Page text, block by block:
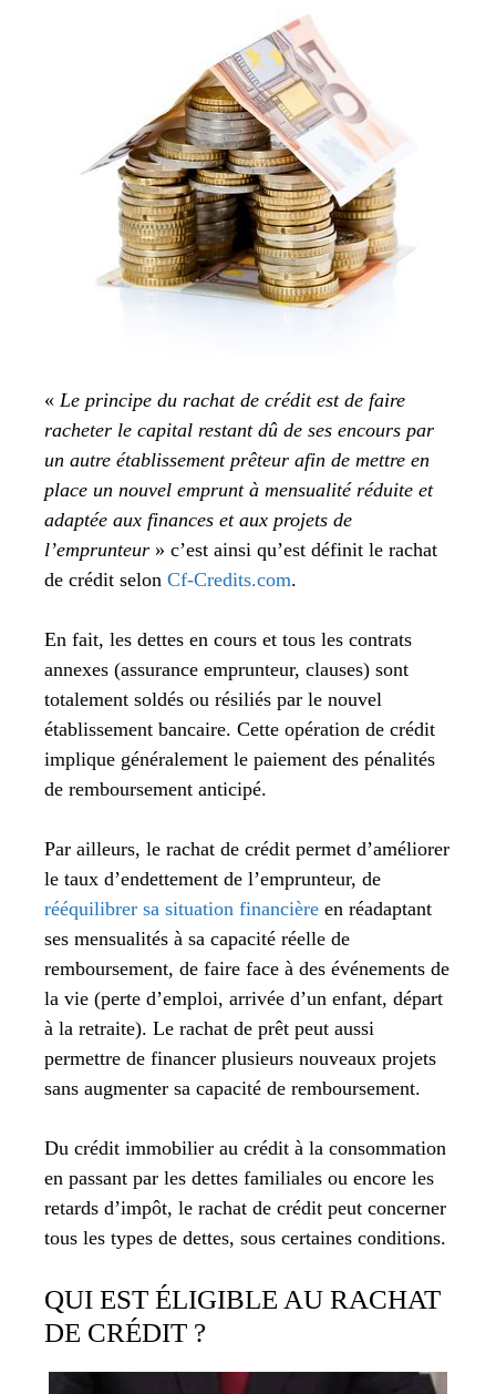
« Le principe du rachat de crédit est de faire
racheter le capital restant dû de ses encours par
un autre établissement prêteur afin de mettre en
place un nouvel emprunt à mensualité réduite et
adaptée aux finances et aux projets de
l’emprunteur » c’est ainsi qu’est définit le rachat
de crédit selon Cf-Credits.com.
En fait, les dettes en cours et tous les contrats
annexes (assurance emprunteur, clauses) sont
totalement soldés ou résiliés par le nouvel
établissement bancaire. Cette opération de crédit
implique généralement le paiement des pénalités
de remboursement anticipé.
Par ailleurs, le rachat de crédit permet d’améliorer
le taux d’endettement de l’emprunteur, de
rééquilibrer sa situation financière en réadaptant
ses mensualités à sa capacité réelle de
remboursement, de faire face à des événements de
la vie (perte d’emploi, arrivée d’un enfant, départ
à la retraite). Le rachat de prêt peut aussi
permettre de financer plusieurs nouveaux projets
sans augmenter sa capacité de remboursement.
Du crédit immobilier au crédit à la consommation
en passant par les dettes familiales ou encore les
retards d’impôt, le rachat de crédit peut concerner
tous les types de dettes, sous certaines conditions.
QUI EST ÉLIGIBLE AU RACHAT
DE CRÉDIT ?